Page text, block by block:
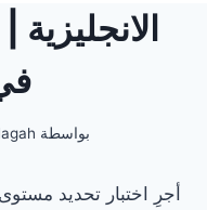
بواسطة
أجرِ اختبار تحديد مستوى